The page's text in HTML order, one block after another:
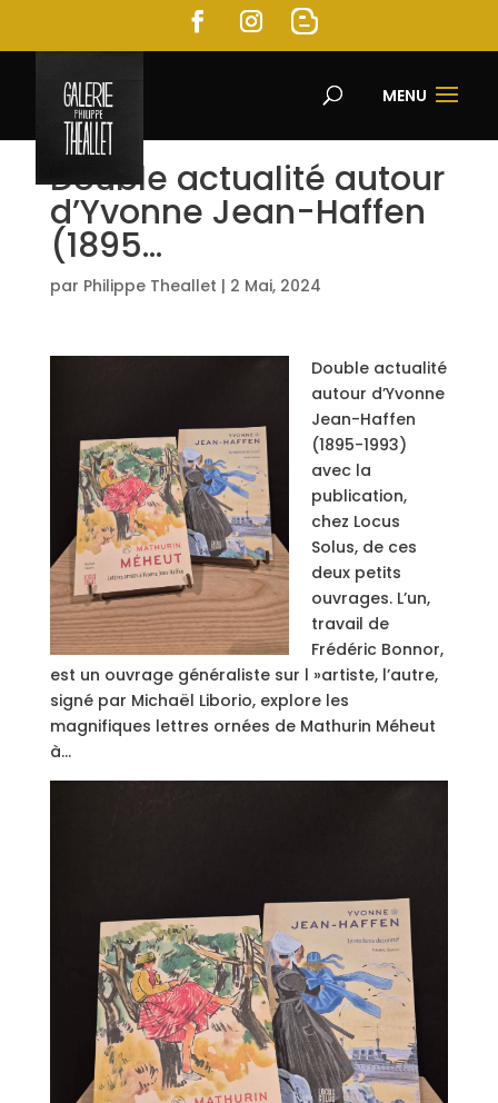
MENU
Double actualité autour
d’Yvonne Jean-Haffen
(1895…
par Philippe Theallet | 2 Mai, 2024
Double actualité
autour d’Yvonne
Jean-Haffen
(1895-1993)
avec la
publication,
chez Locus
Solus, de ces
deux petits
ouvrages. L’un,
travail de
Frédéric Bonnor,
est un ouvrage généraliste sur l »artiste, l’autre,
signé par Michaël Liborio, explore les
magnifiques lettres ornées de Mathurin Méheut
à…